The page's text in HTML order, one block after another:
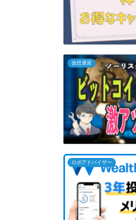
仮想通貨
ロボアドバイザー